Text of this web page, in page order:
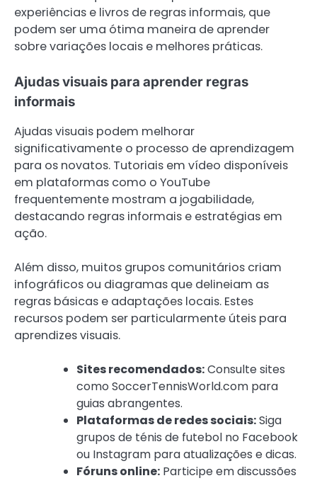
experiências e livros de regras informais, que
podem ser uma ótima maneira de aprender
sobre variações locais e melhores práticas.
Ajudas visuais para aprender regras
informais
Ajudas visuais podem melhorar
significativamente o processo de aprendizagem
para os novatos. Tutoriais em vídeo disponíveis
em plataformas como o YouTube
frequentemente mostram a jogabilidade,
destacando regras informais e estratégias em
ação.
Além disso, muitos grupos comunitários criam
infográficos ou diagramas que delineiam as
regras básicas e adaptações locais. Estes
recursos podem ser particularmente úteis para
aprendizes visuais.
Sites recomendados:Consulte sites
como SoccerTennisWorld.com para
guias abrangentes.
Plataformas de redes sociais:Siga
grupos de ténis de futebol no Facebook
ou Instagram para atualizações e dicas.
Fóruns online: Participe em discussões